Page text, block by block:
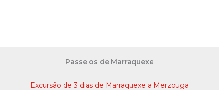
Passeios de Marraquexe
Excursão de 3 dias de Marraquexe a Merzouga